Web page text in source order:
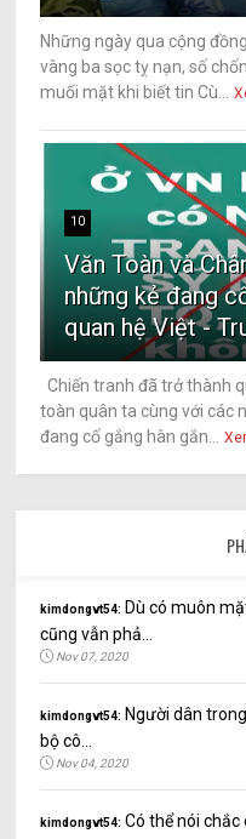
Những ngày qua cộng
vàng ba sọc tỵ nạn, số
muối mặt khi biết tin Cù...
10
Văn Toàn và
những kẻ đang
quan hệ Việt -
Chiến tranh đã trở thành
toàn quân ta cùng với các
đang cố gắng hàn gắn...
kimdongvt54: Dù có muôn
cũng vẫn phả...
Nov 07, 2020
kimdongvt54: Người dân
bộ cô...
Nov 04, 2020
kimdongvt54: Có thể nói chắc